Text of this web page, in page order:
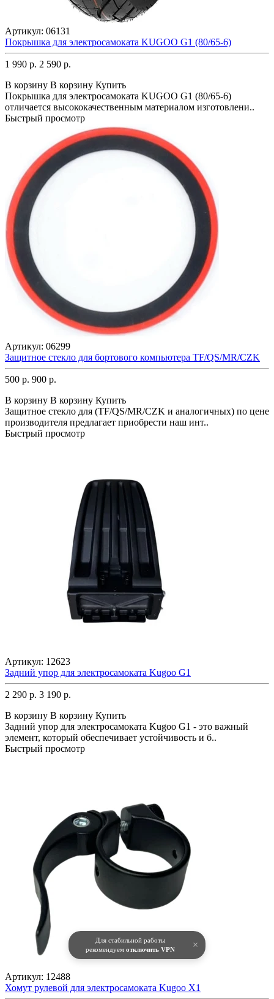
Для стабильной работы
рекомендуем отключить VPN ×
Артикул: 06131
Покрышка для электросамоката KUGOO G1 (80/65-6)
1 990 р. 2 590 р.
В корзину В корзину Купить
Покрышка для электросамоката KUGOO G1 (80/65-6)
отличается высококачественным материалом изготовлени..
Быстрый просмотр
Артикул: 06299
Защитное стекло для бортового компьютера TF/QS/MR/CZK
500 р. 900 р.
В корзину В корзину Купить
Защитное стекло для (TF/QS/MR/CZK и аналогичных) по цене
производителя предлагает приобрести наш инт..
Быстрый просмотр
Артикул: 12623
Задний упор для электросамоката Kugoo G1
2 290 р. 3 190 р.
В корзину В корзину Купить
Задний упор для электросамоката Kugoo G1 - это важный
элемент, который обеспечивает устойчивость и б..
Быстрый просмотр
Артикул: 12488
Хомут рулевой для электросамоката Kugoo X1